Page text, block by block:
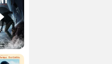
Les Matins merveilleux Bande-annonce VF